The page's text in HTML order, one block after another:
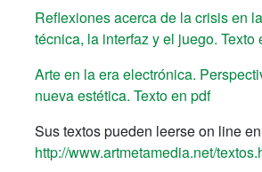
Reflexiones acerca de la crisis en
técnica, la interfaz y el juego. Texto
Arte en la era electrónica.
nueva estética. Texto en pdf
Sus textos pueden leerse on line
http://www.artmetamedia.net/